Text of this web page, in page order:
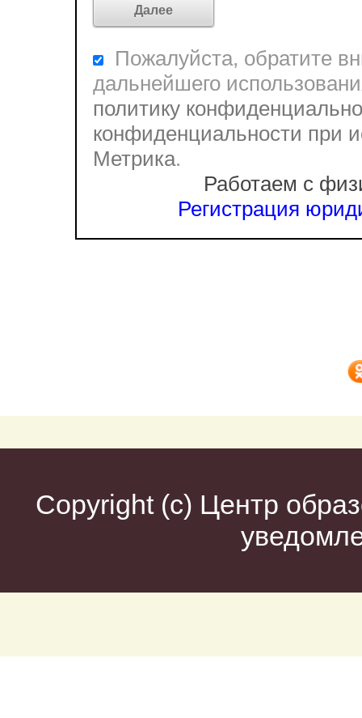
Пожалуйста, обратите
дальнейшего
политику
конфиденциальности при
Метрика.
Работаем с
Регистрация
Copyright (c) Центр